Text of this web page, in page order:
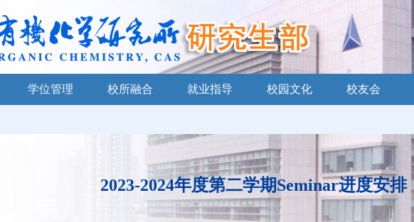
学位管理 校所融合 就业指导 校园文化 校友会
2023-2024年度第二学期Seminar进度安排